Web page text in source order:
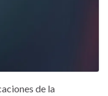
de la